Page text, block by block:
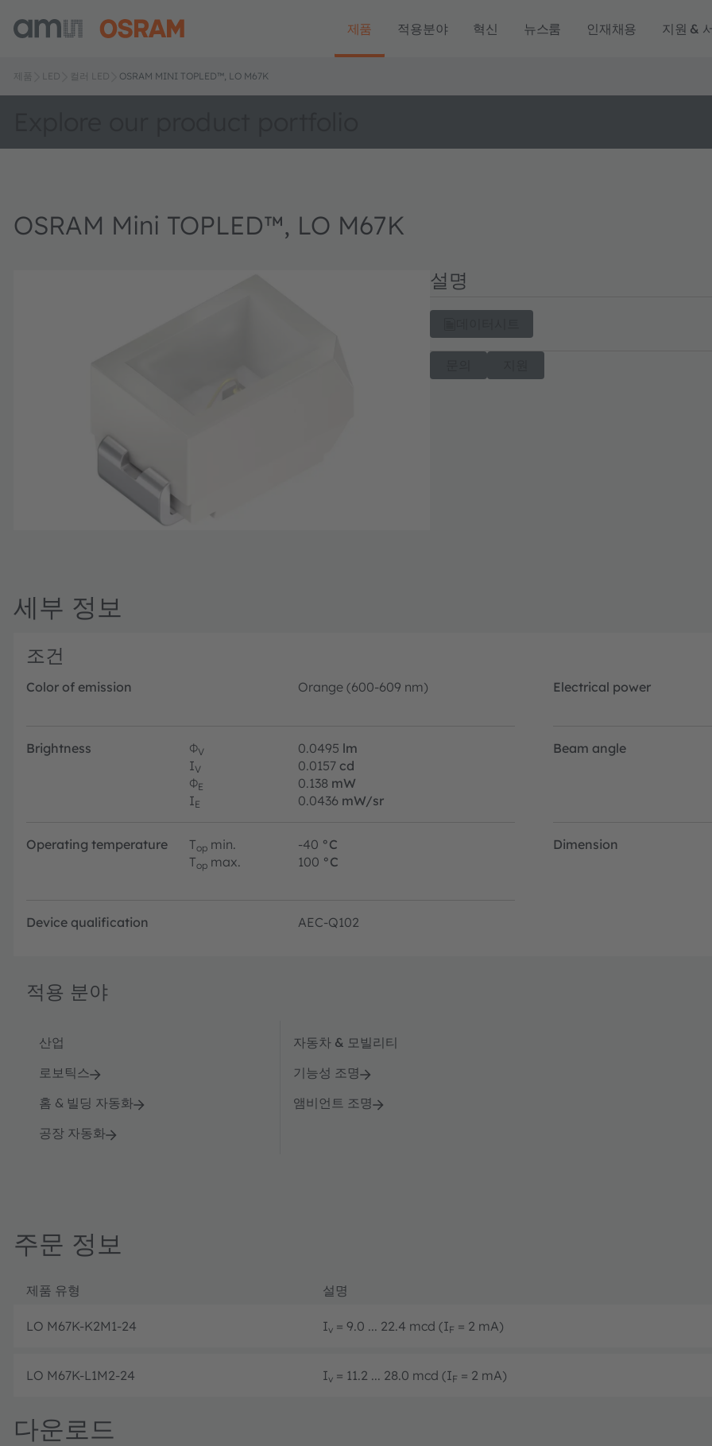
제품 적용분야 혁신 뉴스룸 인재채용 지원 &
제품 LED 컬러 LED OSRAM MINI TOPLED™, LO M67K
OSRAM Mini TOPLED™, LO M67K
설명
세부 정보
조건
Color of emission Orange (600-609 nm) Electrical power
Brightness ΦV 0.0495 lm
IV 0.0157 cd
ΦE 0.138 mW
IE 0.0436 mW/sr
Beam angle
Operating temperature Top min. -40 °C
Top max. 100 °C
Dimension
Device qualification AEC-Q102
적용 분야
산업
로보틱스
홈 & 빌딩 자동화
공장 자동화
자동차 & 모빌리티
기능성 조명
앰비언트 조명
주문 정보
제품 유형 설명
LO M67K-K2M1-24 Iv = 9.0 ... 22.4 mcd (IF = 2 mA)
LO M67K-L1M2-24 Iv = 11.2 ... 28.0 mcd (IF = 2 mA)
다운로드